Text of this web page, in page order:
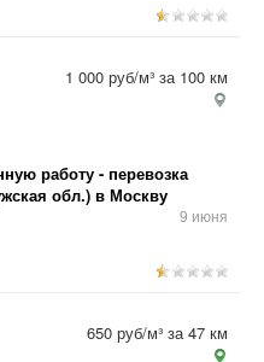
работу - перевозка
обл.) в Москву
9 июня
1 000 руб/м³ за 100 км
650 руб/м³ за 47 км